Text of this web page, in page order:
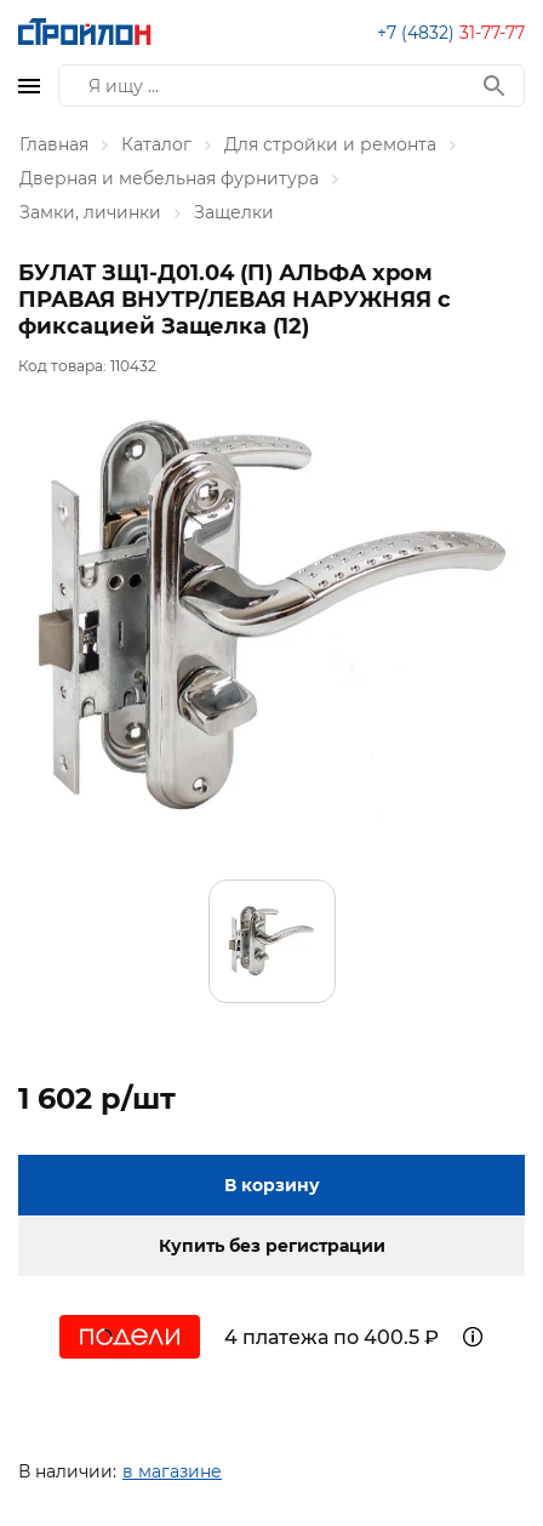
+7 (4832) 31-77-77
Главная Каталог
Для стройки и ремонта
Дверная и мебельная фурнитура
Замки, личинки
Защелки
БУЛАТ ЗЩ1-Д01.04 (П) АЛЬФА хром
ПРАВАЯ ВНУТР/ЛЕВАЯ НАРУЖНЯЯ с
фиксацией Защелка (12)
Код товара: 110432
1 602 p/шт
В корзину
Купить без регистрации
4 платежа по 400.5 ₽
В наличии: в магазине